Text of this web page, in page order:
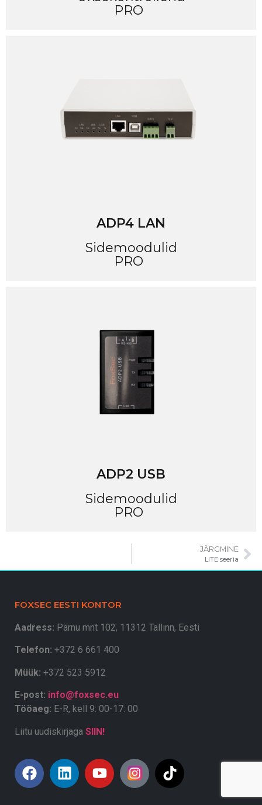
PRO
ADP4 LAN
Sidemoodulid
PRO
ADP2 USB
Sidemoodulid
PRO
JÄRGMINE
LITE seeria
FOXSEC EESTI KONTOR
Aadress: Pärnu mnt 102, 11312 Tallinn, Eesti
Telefon: +372 6 661 400
Müük: +372 523 5912
E-post: info@foxsec.eu
Tööaeg: E-R, kell 9: 00-17: 00
Liitu uudiskirjaga SIIN!